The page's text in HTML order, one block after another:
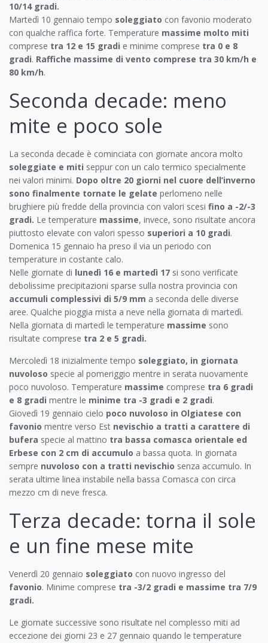
10/14 gradi.
Martedì 10 gennaio tempo soleggiato con favonio moderato
con qualche raffica forte. Temperature massime molto miti
comprese tra 12 e 15 gradi e minime comprese tra 0 e 8
gradi. Raffiche massime di vento comprese tra 30 km/h e
80 km/h.
Seconda decade: meno
mite e poco sole
La seconda decade è cominciata con giornate ancora molto
soleggiate e miti seppur con un calo termico specialmente
nei valori minimi. Dopo oltre 20 giorni nel cuore dell’inverno
sono finalmente tornate le gelate perlomeno nelle
brughiere più fredde della provincia con valori scesi fino a -2/-3
gradi. Le temperature massime, invece, sono risultate ancora
piuttosto elevate con valori spesso superiori a 10 gradi.
Domenica 15 gennaio ha preso il via un periodo con
temperature in costante calo.
Nelle giornate di lunedì 16 e martedì 17 si sono verificate
debolissime precipitazioni sparse sulla nostra provincia con
accumuli complessivi di 5/9 mm a seconda delle diverse
aree. Qualche pioggia mista a neve nella giornata di martedì.
Nella giornata di martedì le temperature massime sono
risultate comprese tra 2 e 5 gradi.
Mercoledì 18 inizialmente tempo soleggiato, in giornata
nuvoloso specie al pomeriggio mentre in serata nuovamente
poco nuvoloso. Temperature massime comprese tra 6 gradi
e 8 gradi mentre le minime tra -3 gradi e 2 gradi.
Giovedì 19 gennaio cielo poco nuvoloso in Olgiatese con
favonio mentre verso Est nevischio a tratti a carattere di
bufera specie al mattino tra bassa comasca orientale ed
Erbese con 2 cm di accumulo a bassa quota. In giornata
sempre nuvoloso con a tratti nevischio senza accumulo. In
serata ultime linea instabile nella bassa Comasca con circa
mezzo cm di neve fresca.
Terza decade: torna il sole
e un fine mese mite
Venerdì 20 gennaio soleggiato con nuovo ingresso del
favonio. Minime comprese tra -3/2 gradi e massime tra 7/9
gradi.
Le giornate successive sono risultate nel complesso miti ad
eccezione dei giorni 23 e 27 gennaio quando le temperature